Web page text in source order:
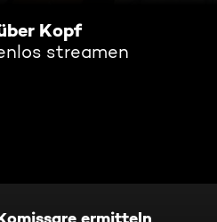
Kopf
streamen